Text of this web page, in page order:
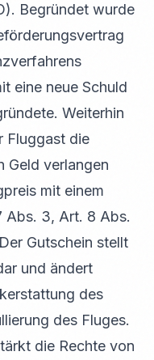
Begründet wurde
eine neue Schuld
Weiterhin
Fluggast die
Geld verlangen
mit einem
Abs. 3, Art. 8 Abs.
Gutschein stellt
und ändert
des
des Fluges.
die Rechte von